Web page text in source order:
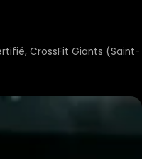
CrossFit Giants (Saint-